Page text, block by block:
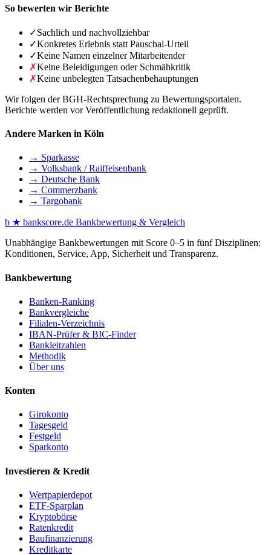
So bewerten wir Berichte
✓Sachlich und nachvollziehbar
✓Konkretes Erlebnis statt Pauschal-Urteil
✓Keine Namen einzelner Mitarbeitender
✗Keine Beleidigungen oder Schmähkritik
✗Keine unbelegten Tatsachenbehauptungen
Wir folgen der BGH-Rechtsprechung zu Bewertungsportalen.
Berichte werden vor Veröffentlichung redaktionell geprüft.
Andere Marken in Köln
→ Sparkasse
→ Volksbank / Raiffeisenbank
→ Deutsche Bank
→ Commerzbank
→ Targobank
b ★ bankscore.de Bankbewertung & Vergleich
Unabhängige Bankbewertungen mit Score 0–5 in fünf Disziplinen:
Konditionen, Service, App, Sicherheit und Transparenz.
Bankbewertung
Banken-Ranking
Bankvergleiche
Filialen-Verzeichnis
IBAN-Prüfer & BIC-Finder
Bankleitzahlen
Methodik
Über uns
Konten
Girokonto
Tagesgeld
Festgeld
Sparkonto
Investieren & Kredit
Wertpapierdepot
ETF-Sparplan
Kryptobörse
Ratenkredit
Baufinanzierung
Kreditkarte